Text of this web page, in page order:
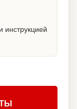
инструкцией